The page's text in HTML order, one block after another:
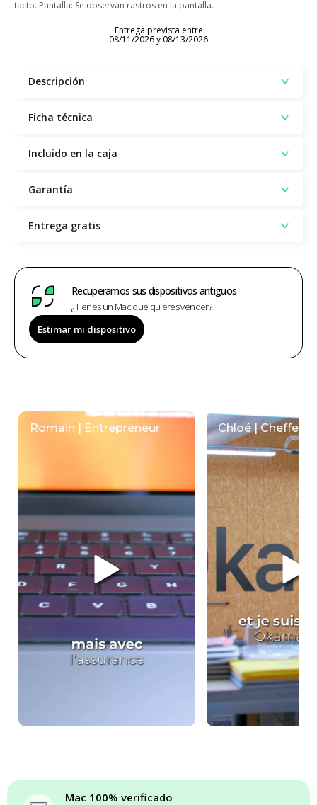
tacto. Pantalla: Se observan rastros en la pantalla.
Entrega prevista entre
08/11/2026 y 08/13/2026
Descripción
Ficha técnica
Incluido en la caja
Garantía
Entrega gratis
Recuperamos sus dispositivos antiguos
¿Tienes un Mac que quieres vender?
Estimar mi dispositivo
Mac 100% verificado